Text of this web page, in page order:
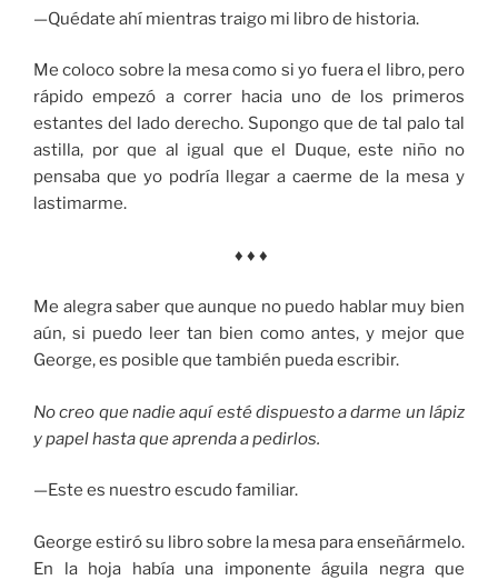
—Quédate ahí mientras traigo mi libro de historia.
Me coloco sobre la mesa como si yo fuera el libro, pero
rápido empezó a correr hacia uno de los primeros
estantes del lado derecho. Supongo que de tal palo tal
astilla, por que al igual que el Duque, este niño no
pensaba que yo podría llegar a caerme de la mesa y
lastimarme.
♦ ♦ ♦
Me alegra saber que aunque no puedo hablar muy bien
aún, si puedo leer tan bien como antes, y mejor que
George, es posible que también pueda escribir.
No creo que nadie aquí esté dispuesto a darme un lápiz
y papel hasta que aprenda a pedirlos.
—Este es nuestro escudo familiar.
George estiró su libro sobre la mesa para enseñármelo.
En la hoja había una imponente águila negra que